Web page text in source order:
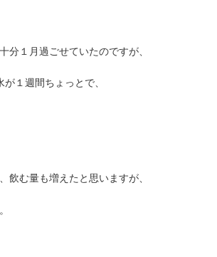
分１月過ごせていたのですが、
１週間ちょっとで、
飲む量も増えたと思いますが、